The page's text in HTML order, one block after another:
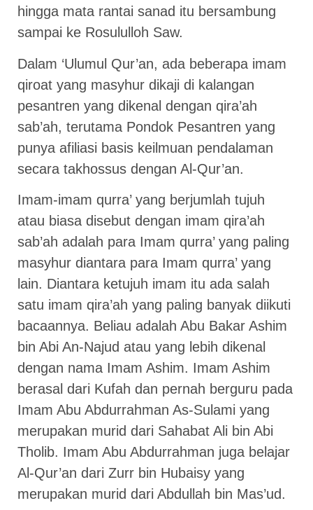
hingga mata rantai sanad itu bersambung
sampai ke Rosululloh Saw.
Dalam ‘Ulumul Qur’an, ada beberapa imam
qiroat yang masyhur dikaji di kalangan
pesantren yang dikenal dengan qira’ah
sab’ah, terutama Pondok Pesantren yang
punya afiliasi basis keilmuan pendalaman
secara takhossus dengan Al-Qur’an.
Imam-imam qurra’ yang berjumlah tujuh
atau biasa disebut dengan imam qira’ah
sab’ah adalah para Imam qurra’ yang paling
masyhur diantara para Imam qurra’ yang
lain. Diantara ketujuh imam itu ada salah
satu imam qira’ah yang paling banyak diikuti
bacaannya. Beliau adalah Abu Bakar Ashim
bin Abi An-Najud atau yang lebih dikenal
dengan nama Imam Ashim. Imam Ashim
berasal dari Kufah dan pernah berguru pada
Imam Abu Abdurrahman As-Sulami yang
merupakan murid dari Sahabat Ali bin Abi
Tholib. Imam Abu Abdurrahman juga belajar
Al-Qur’an dari Zurr bin Hubaisy yang
merupakan murid dari Abdullah bin Mas’ud.